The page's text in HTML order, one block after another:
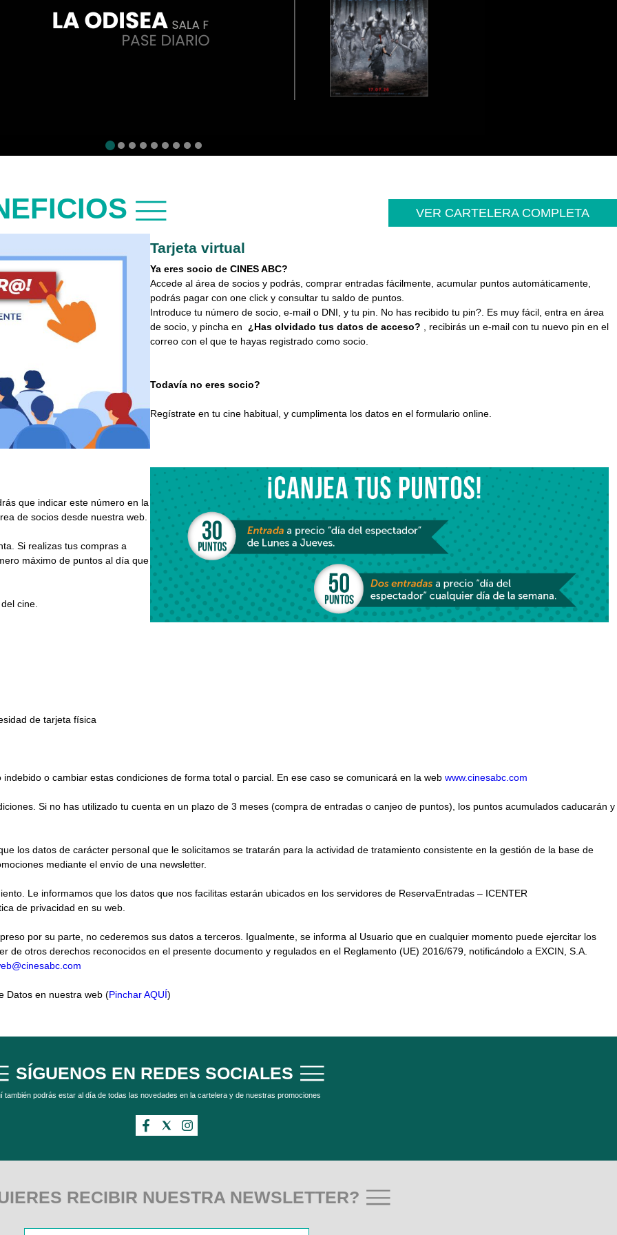
VER CARTELERA COMPLETA
Tarjeta virtual
Ya eres socio de CINES ABC?
Accede al área de socios y podrás, comprar entradas fácilmente, acumular puntos automáticamente,
podrás pagar con one click y consultar tu saldo de puntos.
Introduce tu número de socio, e-mail o DNI, y tu pin. No has recibido tu pin?. Es muy fácil, entra en área
de socio, y pincha en ¿Has olvidado tus datos de acceso?
, recibirás un e-mail con tu nuevo pin en el
correo con el que te hayas registrado como socio.
Todavía no eres socio?
Regístrate en tu cine habitual, y cumplimenta los datos en el formulario online.
que indicar este número en la
de socios desde nuestra web.
Si realizas tus compras a
máximo de puntos al día que
cine.
de tarjeta física
o cambiar estas condiciones de forma total o parcial. En ese caso se comunicará en la web www.cinesabc.com
Si no has utilizado tu cuenta en un plazo de 3 meses (compra de entradas o canjeo de puntos), los puntos acumulados caducarán y
los datos de carácter personal que le solicitamos se tratarán para la actividad de tratamiento consistente en la gestión de la base de
mediante el envío de una newsletter.
Le informamos que los datos que nos facilitas estarán ubicados en los servidores de ReservaEntradas – ICENTER
de privacidad en su web.
por su parte, no cederemos sus datos a terceros. Igualmente, se informa al Usuario que en cualquier momento puede ejercitar los
de otros derechos reconocidos en el presente documento y regulados en el Reglamento (UE) 2016/679, notificándolo a EXCIN, S.A.
Datos en nuestra web (Pinchar AQUÍ)
SÍGUENOS EN REDES SOCIALES
también podrás estar al día de todas las novedades en la cartelera y de nuestras promociones
RECIBIR NUESTRA NEWSLETTER?